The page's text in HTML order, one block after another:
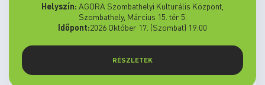
Helyszín: AGORA Szombathelyi Kulturális Központ,
Szombathely, Március 15. tér 5.
Időpont:2026 Október 17. (Szombat) 19:00
RÉSZLETEK